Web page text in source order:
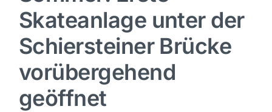
Wirtschaft
Sport
Skateanlage unter der
Schiersteiner Brücke
vorübergehend
geöffnet